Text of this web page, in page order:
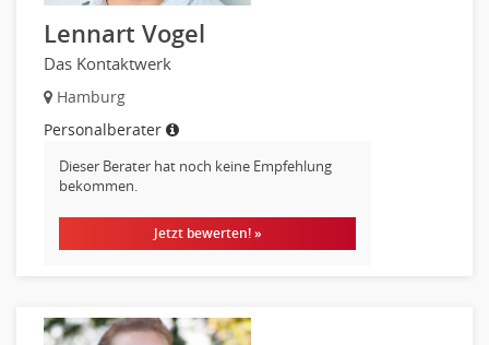
Prozessmanagement
Qualitätsmanagement
Technische Dokumentation
Technischer Systemplaner, Bauzeichner
Veranstaltungstechnik
Verfahrenstechnik
Vertriebsingenieur
Wirtschaftsingenieur
Technisches Gebäudemanagement (TGM)
Data Warehouse, Business Intelligence
Lennart Vogel
Das Kontaktwerk
Hamburg
Personalberater
Dieser Berater hat noch keine Empfehlung
bekommen.
Jetzt bewerten! »